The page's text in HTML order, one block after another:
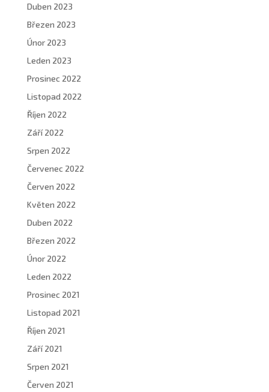
Duben 2023
Březen 2023
Únor 2023
Leden 2023
Prosinec 2022
Listopad 2022
Říjen 2022
Září 2022
Srpen 2022
Červenec 2022
Červen 2022
Květen 2022
Duben 2022
Březen 2022
Únor 2022
Leden 2022
Prosinec 2021
Listopad 2021
Říjen 2021
Září 2021
Srpen 2021
Červen 2021